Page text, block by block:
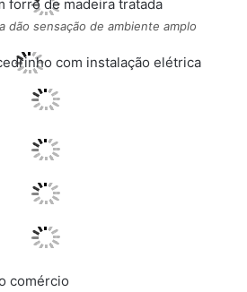
dão sensação de ambiente amplo